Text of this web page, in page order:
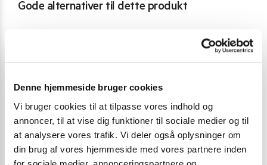
Denne hjemmeside bruger cookies
Vi bruger cookies til at tilpasse vores indhold og
annoncer, til at vise dig funktioner til sociale medier og til
at analysere vores trafik. Vi deler også oplysninger om
din brug af vores hjemmeside med vores partnere inden
Gode alternativer til dette produkt